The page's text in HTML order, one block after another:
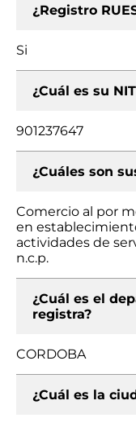
¿Registro
Si
¿Cuál es su
901237647
¿Cuáles son
Comercio al por
en
actividades de
n.c.p.
¿Cuál es el
registra?
CORDOBA
¿Cuál es la